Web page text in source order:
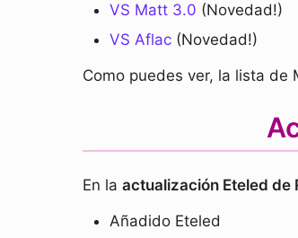
VS Matt 3.0 (Novedad!)
VS Aflac (Novedad!)
Como puedes ver, la lista de
En la actualización Eteled de
Añadido Eteled